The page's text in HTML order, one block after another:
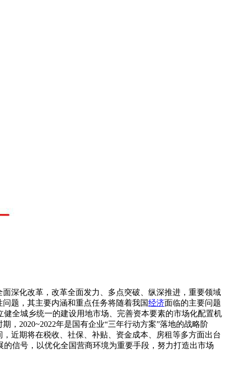
深化改革，改革全面发力、多点突破、纵深推进，重要领域
题，其主要内涵和重点任务将随着我国经济面临的主要问题
全城乡统一的建设用地市场、完善资本要素的市场化配置机
，2020~2022年是国有企业“三年行动方案”落地的战略阶
近期将在税收、社保、补贴、资金成本、房租等多方面出台
信号，以优化全国营商环境为重要手段，努力打造出市场